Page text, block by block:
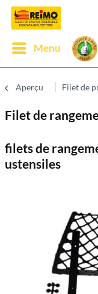
Menu
Aperçu Filet de
Filet de
filets de
ustensiles